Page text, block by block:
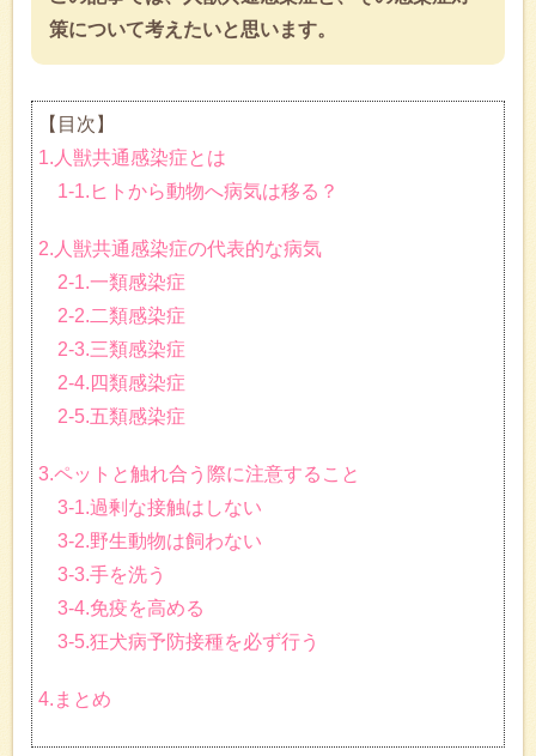
策について考えたいと思います。
【目次】
1.人獣共通感染症とは
1-1.ヒトから動物へ病気は移る？
2.人獣共通感染症の代表的な病気
2-1.一類感染症
2-2.二類感染症
2-3.三類感染症
2-4.四類感染症
2-5.五類感染症
3.ペットと触れ合う際に注意すること
3-1.過剰な接触はしない
3-2.野生動物は飼わない
3-3.手を洗う
3-4.免疫を高める
3-5.狂犬病予防接種を必ず行う
4.まとめ